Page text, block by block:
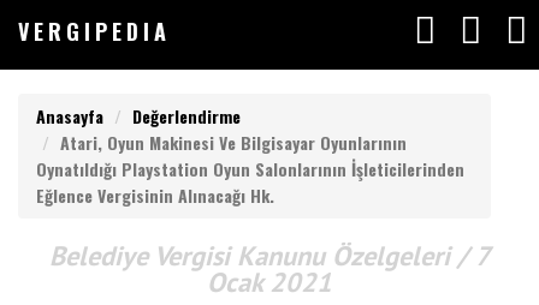
VERGIPEDIA
Anasayfa
Değerlendirme
Atari, Oyun Makinesi Ve Bilgisayar Oyunlarının
Oynatıldığı Playstation Oyun Salonlarının İşleticilerinden
Eğlence Vergisinin Alınacağı Hk.
Belediye Vergisi Kanunu Özelgeleri / 7
Ocak 2021
VERGIPEDIA
Anasayfa
Yazılar
VERGIPEDIA